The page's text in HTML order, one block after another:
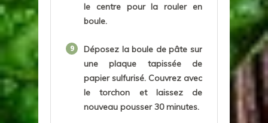
le centre pour la rouler en
boule.
9
Déposez la boule de pâte sur
une plaque tapissée de
papier sulfurisé. Couvrez avec
le torchon et laissez de
nouveau pousser 30 minutes.